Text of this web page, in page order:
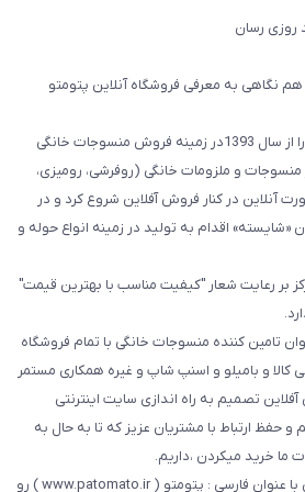
رسان
هم نگاهی به معرفی فروشگاه آنلاین پتومتو
فروشگاه پتومتو فعالیت خود را از سال 1393در زمینه فروش منسوجات خانگی
منسوجات و ملزومات خانگی (روفرشی، رومیزی،
آنلاین در کنار فروش آفلاین شروع کرد و در
«شایسته» اقدام به تولید در زمینه انواع حوله و
بر رعایت شعار "کیفیت مناسب با بهترین قیمت"
تامین کننده منسوجات خانگی با تمام فروشگاه
و بامیلو و اسنپ شاپ و غیره همکاری مستمر
تصمیم به راه اندازی سایت اینترنتی
ارتباط با مشتریان عزیز که تا به حال به
خرید میکردن ،داریم.
در همین راستا سایت خودمون با عنوان فارسی : پتومتو ( www.patomato.ir ) رو